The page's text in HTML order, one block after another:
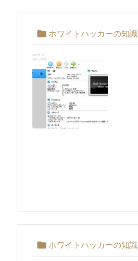
 ホワイトハッカーの知識
 ホワイトハッカーの知識